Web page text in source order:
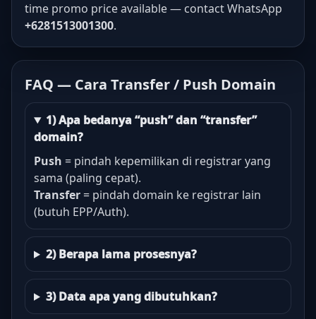
time promo price available — contact WhatsApp
+6281513001300.
FAQ — Cara Transfer / Push Domain
1) Apa bedanya “push” dan “transfer”
domain?
Push = pindah kepemilikan di registrar yang
sama (paling cepat).
Transfer = pindah domain ke registrar lain
(butuh EPP/Auth).
2) Berapa lama prosesnya?
3) Data apa yang dibutuhkan?